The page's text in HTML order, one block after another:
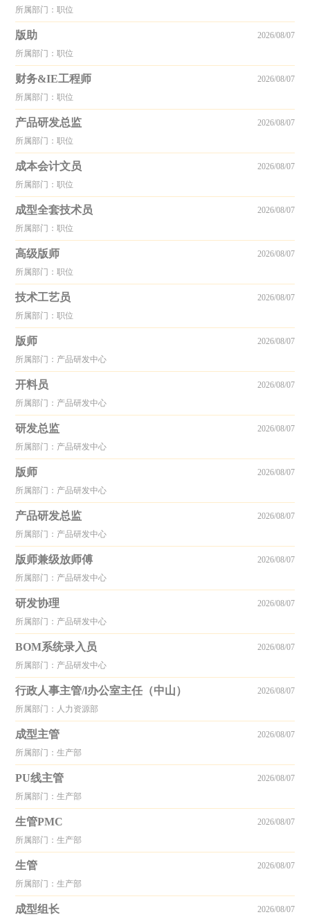
所属部门：职位
版助
所属部门：职位
2026/08/07
财务&IE工程师
所属部门：职位
2026/08/07
产品研发总监
所属部门：职位
2026/08/07
成本会计文员
所属部门：职位
2026/08/07
成型全套技术员
所属部门：职位
2026/08/07
高级版师
所属部门：职位
2026/08/07
技术工艺员
所属部门：职位
2026/08/07
版师
所属部门：产品研发中心
2026/08/07
开料员
所属部门：产品研发中心
2026/08/07
研发总监
所属部门：产品研发中心
2026/08/07
版师
所属部门：产品研发中心
2026/08/07
产品研发总监
所属部门：产品研发中心
2026/08/07
版师兼级放师傅
所属部门：产品研发中心
2026/08/07
研发协理
所属部门：产品研发中心
2026/08/07
BOM系统录入员
所属部门：产品研发中心
2026/08/07
行政人事主管/l办公室主任（中山）
所属部门：人力资源部
2026/08/07
成型主管
所属部门：生产部
2026/08/07
PU线主管
所属部门：生产部
2026/08/07
生管PMC
所属部门：生产部
2026/08/07
生管
所属部门：生产部
2026/08/07
成型组长 2026/08/07